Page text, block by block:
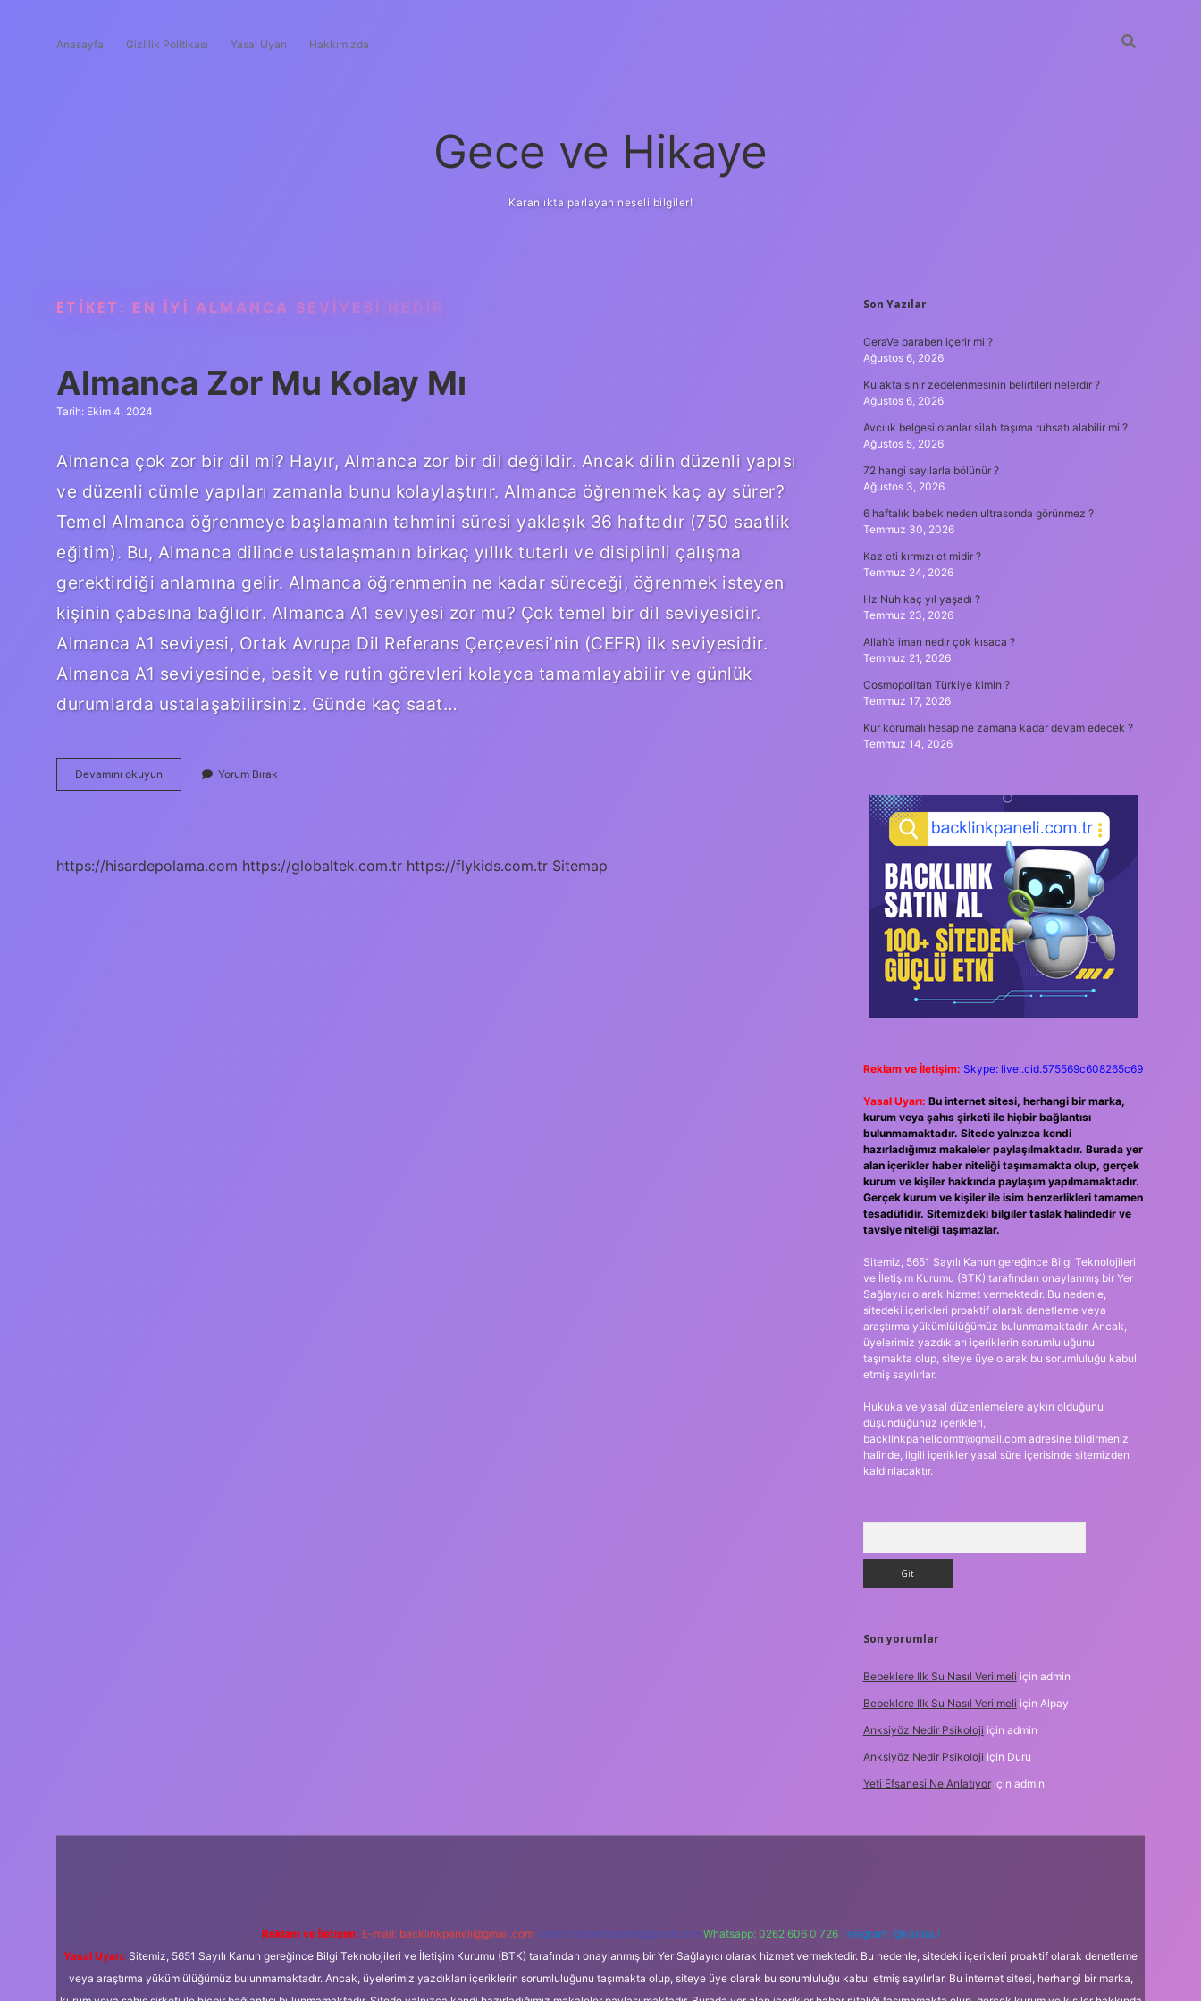
Anasayfa Gizlilik Politikası Yasal Uyarı Hakkımızda
Gece ve Hikaye
Karanlıkta parlayan neşeli bilgiler!
ETIKET: EN IYI ALMANCA SEVIYESI NEDIR
Almanca Zor Mu Kolay Mı
Tarih: Ekim 4, 2024
Almanca çok zor bir dil mi? Hayır, Almanca zor bir dil değildir. Ancak dilin düzenli yapısı
ve düzenli cümle yapıları zamanla bunu kolaylaştırır. Almanca öğrenmek kaç ay sürer?
Temel Almanca öğrenmeye başlamanın tahmini süresi yaklaşık 36 haftadır (750 saatlik
eğitim). Bu, Almanca dilinde ustalaşmanın birkaç yıllık tutarlı ve disiplinli çalışma
gerektirdiği anlamına gelir. Almanca öğrenmenin ne kadar süreceği, öğrenmek isteyen
kişinin çabasına bağlıdır. Almanca A1 seviyesi zor mu? Çok temel bir dil seviyesidir.
Almanca A1 seviyesi, Ortak Avrupa Dil Referans Çerçevesi’nin (CEFR) ilk seviyesidir.
Almanca A1 seviyesinde, basit ve rutin görevleri kolayca tamamlayabilir ve günlük
durumlarda ustalaşabilirsiniz. Günde kaç saat…
Devamını okuyun Almanca
Zor
Yorum Bırak
https://hisardepolama.com https://globaltek.com.tr https://flykids.com.tr Sitemap
SIDEBAR
Son Yazılar
CeraVe paraben içerir mi ?
Ağustos 6, 2026
Kulakta sinir zedelenmesinin belirtileri nelerdir ?
Ağustos 6, 2026
Avcılık belgesi olanlar silah taşıma ruhsatı alabilir mi ?
Ağustos 5, 2026
72 hangi sayılarla bölünür ?
Ağustos 3, 2026
6 haftalık bebek neden ultrasonda görünmez ?
Temmuz 30, 2026
Kaz eti kırmızı et midir ?
Temmuz 24, 2026
Hz Nuh kaç yıl yaşadı ?
Temmuz 23, 2026
Allah’a iman nedir çok kısaca ?
Temmuz 21, 2026
Cosmopolitan Türkiye kimin ?
Temmuz 17, 2026
Kur korumalı hesap ne zamana kadar devam edecek ?
Temmuz 14, 2026
Reklam ve İletişim: Skype: live:.cid.575569c608265c69
Yasal Uyarı: Bu internet sitesi, herhangi bir marka,
kurum veya şahıs şirketi ile hiçbir bağlantısı
bulunmamaktadır. Sitede yalnızca kendi
hazırladığımız makaleler paylaşılmaktadır. Burada yer
alan içerikler haber niteliği taşımamakta olup, gerçek
kurum ve kişiler hakkında paylaşım yapılmamaktadır.
Gerçek kurum ve kişiler ile isim benzerlikleri tamamen
tesadüfidir. Sitemizdeki bilgiler taslak halindedir ve
tavsiye niteliği taşımazlar.
Sitemiz, 5651 Sayılı Kanun gereğince Bilgi Teknolojileri
ve İletişim Kurumu (BTK) tarafından onaylanmış bir Yer
Sağlayıcı olarak hizmet vermektedir. Bu nedenle,
sitedeki içerikleri proaktif olarak denetleme veya
araştırma yükümlülüğümüz bulunmamaktadır. Ancak,
üyelerimiz yazdıkları içeriklerin sorumluluğunu
taşımakta olup, siteye üye olarak bu sorumluluğu kabul
etmiş sayılırlar.
Hukuka ve yasal düzenlemelere aykırı olduğunu
düşündüğünüz içerikleri,
backlinkpanelicomtr@gmail.comadresine bildirmeniz
halinde, ilgili içerikler yasal süre içerisinde sitemizden
kaldırılacaktır.
Son yorumlar
Bebeklere Ilk Su Nasıl Verilmeli için admin
Bebeklere Ilk Su Nasıl Verilmeli için Alpay
Anksiyöz Nedir Psikoloji için admin
Anksiyöz Nedir Psikoloji için Duru
Yeti Efsanesi Ne Anlatıyoriçin admin
Reklam ve İletişim: E-mail: backlinkpaneli@gmail.com Teams: forumhizmeti@gmail.com Whatsapp: 0262 606 0 726 Telegram: @karabul
Yasal Uyarı: Sitemiz, 5651 Sayılı Kanun gereğince Bilgi Teknolojileri ve İletişim Kurumu (BTK) tarafından onaylanmış bir Yer Sağlayıcı olarak hizmet vermektedir. Bu nedenle, sitedeki içerikleri proaktif olarak denetleme
veya araştırma yükümlülüğümüz bulunmamaktadır. Ancak, üyelerimiz yazdıkları içeriklerin sorumluluğunu taşımakta olup, siteye üye olarak bu sorumluluğu kabul etmiş sayılırlar. Bu internet sitesi, herhangi bir marka,